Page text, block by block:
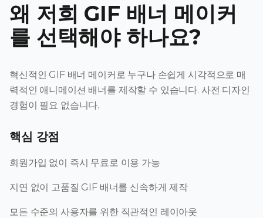
왜 저희 GIF 배너 메이커
를 선택해야 하나요?
혁신적인 GIF 배너 메이커로 누구나 손쉽게 시각적으로 매
력적인 애니메이션 배너를 제작할 수 있습니다. 사전 디자인
경험이 필요 없습니다.
핵심 강점
회원가입 없이 즉시 무료로 이용 가능
지연 없이 고품질 GIF 배너를 신속하게 제작
모든 수준의 사용자를 위한 직관적인 레이아웃